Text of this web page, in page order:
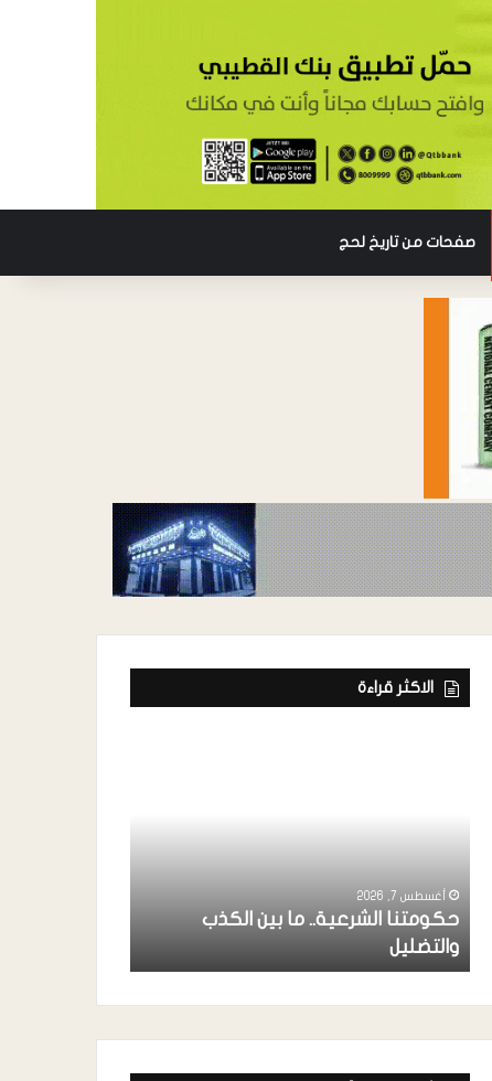
صفحات من تاريخ لحج
الاكثر قراءة
أغسطس 7, 2026
حكومتنا الشرعية.. ما بين الكذب
والتضليل